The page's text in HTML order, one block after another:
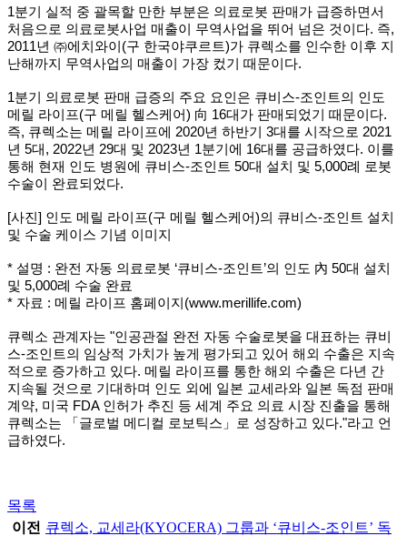
1분기 실적 중 괄목할 만한 부분은 의료로봇 판매가 급증하면서
처음으로 의료로봇사업 매출이 무역사업을 뛰어 넘은 것이다. 즉,
2011년 ㈜에치와이(구 한국야쿠르트)가 큐렉소를 인수한 이후 지
난해까지 무역사업의 매출이 가장 컸기 때문이다.
1분기 의료로봇 판매 급증의 주요 요인은 큐비스-조인트의 인도
메릴 라이프(구 메릴 헬스케어) 向 16대가 판매되었기 때문이다.
즉, 큐렉소는 메릴 라이프에 2020년 하반기 3대를 시작으로 2021
년 5대, 2022년 29대 및 2023년 1분기에 16대를 공급하였다. 이를
통해 현재 인도 병원에 큐비스-조인트 50대 설치 및 5,000례 로봇
수술이 완료되었다.
[사진] 인도 메릴 라이프(구 메릴 헬스케어)의 큐비스-조인트 설치
및 수술 케이스 기념 이미지
* 설명 : 완전 자동 의료로봇 ‘큐비스-조인트’의 인도 內 50대 설치
및 5,000례 수술 완료
* 자료 : 메릴 라이프 홈페이지(www.merillife.com)
큐렉소 관계자는 "인공관절 완전 자동 수술로봇을 대표하는 큐비
스-조인트의 임상적 가치가 높게 평가되고 있어 해외 수출은 지속
적으로 증가하고 있다. 메릴 라이프를 통한 해외 수출은 다년 간
지속될 것으로 기대하며 인도 외에 일본 교세라와 일본 독점 판매
계약, 미국 FDA 인허가 추진 등 세계 주요 의료 시장 진출을 통해
큐렉소는 「글로벌 메디컬 로보틱스」로 성장하고 있다."라고 언
급하였다.
목록
이전 큐렉소, 교세라(KYOCERA) 그룹과 ‘큐비스-조인트’ 독